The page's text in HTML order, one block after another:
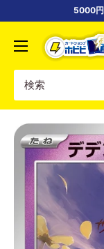
5000円
【ポ
ケ
専
門
カ
ー
ド
ョ
ッ